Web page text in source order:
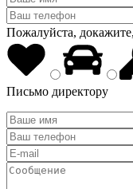
Пожалуйста,
Письмо директору